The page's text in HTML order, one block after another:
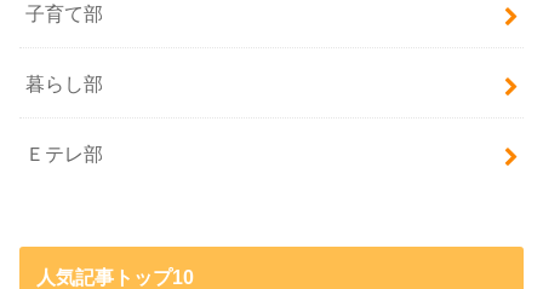
子育て部
暮らし部
Ｅテレ部
人気記事トップ10